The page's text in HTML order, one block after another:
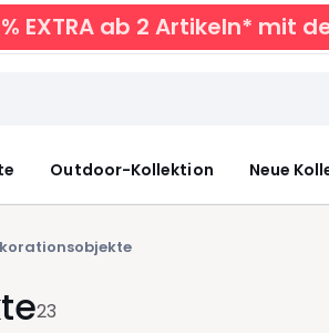
EXTRA ab 2 Artikeln* mit
Outdoor-Kollektion Neue
23